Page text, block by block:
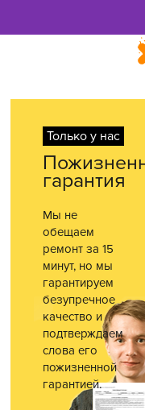
Только у нас
гарантия
Мы не
обещаем
ремонт за 15
минут, но мы
гарантируем
безупречное
качество и
подтверждаем
слова его
пожизненной
гарантией.